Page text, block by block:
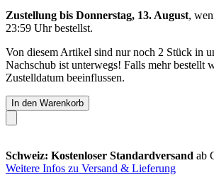
Zustellung bis Donnerstag, 13. August,
23:59 Uhrbestellst.
Von diesem Artikel sind nur noch 2 Stück in
Nachschub ist unterwegs! Falls mehr bestellt
Zustelldatum beeinflussen.
In den Warenkorb
Schweiz: Kostenloser Standardversand ab
Weitere Infos zu Versand & Lieferung